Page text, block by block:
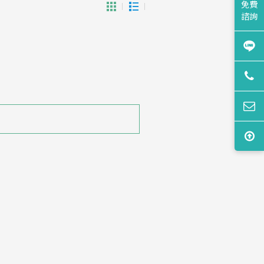
免費
諮詢